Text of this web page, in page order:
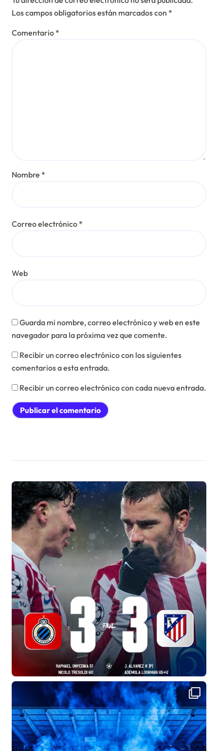
Los campos obligatorios están marcados con *
Comentario *
Nombre *
Correo electrónico *
Web
Guarda mi nombre, correo electrónico y web en este
navegador para la próxima vez que comente.
Recibir un correo electrónico con los siguientes
comentarios a esta entrada.
Recibir un correo electrónico con cada nueva entrada.